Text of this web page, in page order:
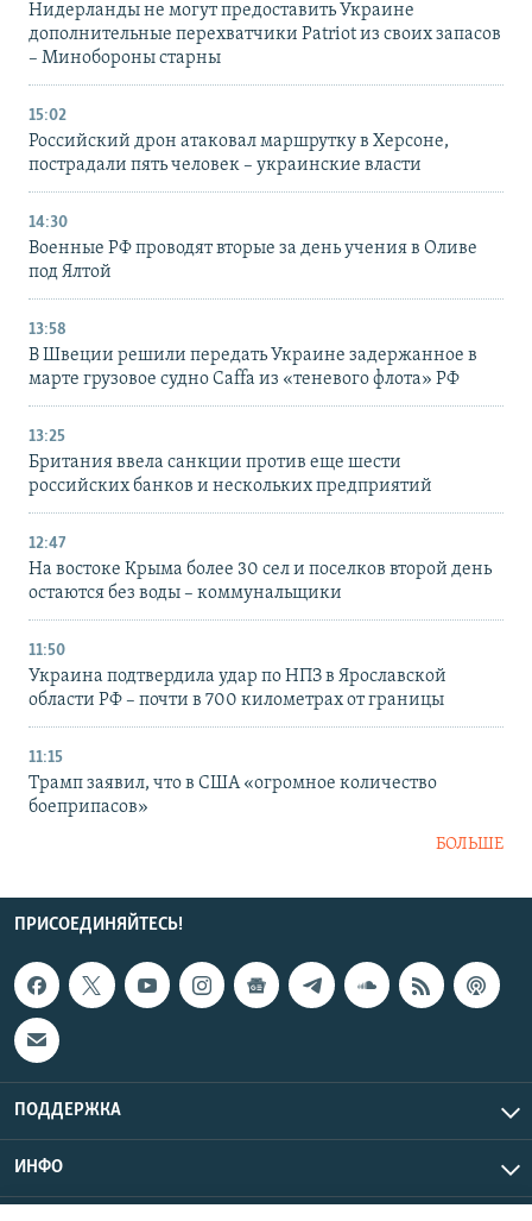
Нидерланды не могут предоставить Украине
дополнительные перехватчики Patriot из своих запасов
– Минобороны старны
15:02
Российский дрон атаковал маршрутку в Херсоне,
пострадали пять человек – украинские власти
14:30
Военные РФ проводят вторые за день учения в Оливе
под Ялтой
13:58
В Швеции решили передать Украине задержанное в
марте грузовое судно Caffa из «теневого флота» РФ
13:25
Британия ввела санкции против еще шести
российских банков и нескольких предприятий
12:47
На востоке Крыма более 30 сел и поселков второй день
остаются без воды – коммунальщики
11:50
Украина подтвердила удар по НПЗ в Ярославской
области РФ – почти в 700 километрах от границы
11:15
Трамп заявил, что в США «огромное количество
боеприпасов»
БОЛЬШЕ
ПРИСОЕДИНЯЙТЕСЬ!
ПОДДЕРЖКА
ИНФО